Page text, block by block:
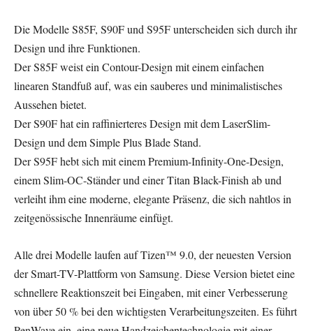
Die Modelle S85F, S90F und S95F unterscheiden sich durch ihr
Design und ihre Funktionen.
Der S85F weist ein Contour-Design mit einem einfachen
linearen Standfuß auf, was ein sauberes und minimalistisches
Aussehen bietet.
Der S90F hat ein raffinierteres Design mit dem LaserSlim-
Design und dem Simple Plus Blade Stand.
Der S95F hebt sich mit einem Premium-Infinity-One-Design,
einem Slim-OC-Ständer und einer Titan Black-Finish ab und
verleiht ihm eine moderne, elegante Präsenz, die sich nahtlos in
zeitgenössische Innenräume einfügt.
Alle drei Modelle laufen auf Tizen™ 9.0, der neuesten Version
der Smart-TV-Plattform von Samsung. Diese Version bietet eine
schnellere Reaktionszeit bei Eingaben, mit einer Verbesserung
von über 50 % bei den wichtigsten Verarbeitungszeiten. Es führt